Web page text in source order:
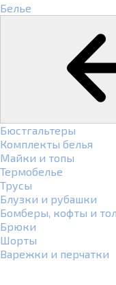
Белье
Бюстгальтеры
Комплекты белья
Майки и топы
Термобелье
Трусы
Блузки и рубашки
Бомберы, кофты и
Брюки
Шорты
Варежки и перчатки